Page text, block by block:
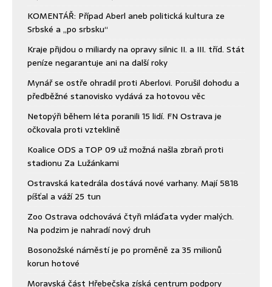
KOMENTÁŘ: Případ Aberl aneb politická kultura ze
Srbské a „po srbsku“
Kraje přijdou o miliardy na opravy silnic II. a III. tříd. Stát
peníze negarantuje ani na další roky
Mynář se ostře ohradil proti Aberlovi. Porušil dohodu a
předběžné stanovisko vydává za hotovou věc
Netopýři během léta poranili 15 lidí. FN Ostrava je
očkovala proti vzteklině
Koalice ODS a TOP 09 už možná našla zbraň proti
stadionu Za Lužánkami
Ostravská katedrála dostává nové varhany. Mají 5818
píšťal a váží 25 tun
Zoo Ostrava odchovává čtyři mláďata vyder malých.
Na podzim je nahradí nový druh
Bosonožské náměstí je po proměně za 35 milionů
korun hotové
Moravská část Hřebečska získá centrum podpory